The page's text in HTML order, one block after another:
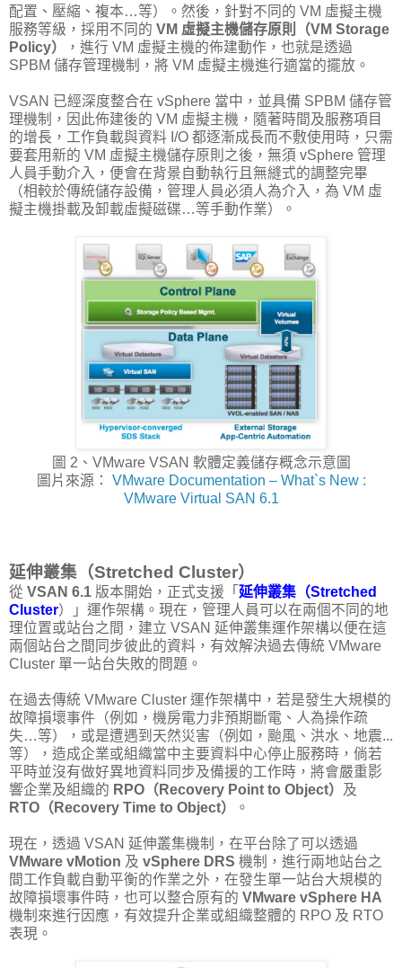
配置、壓縮、複本…等）。然後，針對不同的 VM 虛擬主機
服務等級，採用不同的 VM 虛擬主機儲存原則（VM Storage
Policy）
，進行 VM 虛擬主機的佈建動作，也就是透過
SPBM 儲存管理機制，將 VM 虛擬主機進行適當的擺放。
VSAN 已經深度整合在 vSphere 當中，並具備 SPBM 儲存管
理機制，因此佈建後的 VM 虛擬主機，隨著時間及服務項目
的增長，工作負載與資料 I/O 都逐漸成長而不敷使用時，只需
要套用新的 VM 虛擬主機儲存原則之後，無須 vSphere 管理
人員手動介入，便會在背景自動執行且無縫式的調整完畢
（相較於傳統儲存設備，管理人員必須人為介入，為 VM 虛
擬主機掛載及卸載虛擬磁碟…等手動作業）。
圖 2、VMware VSAN 軟體定義儲存概念示意圖
圖片來源： VMware Documentation – What`s New :
VMware Virtual SAN 6.1
延伸叢集（Stretched Cluster）
從 VSAN 6.1 版本開始，正式支援「 延伸叢集（Stretched
Cluster）」運作架構。現在，管理人員可以在兩個不同的地
理位置或站台之間，建立 VSAN 延伸叢集運作架構以便在這
兩個站台之間同步彼此的資料，有效解決過去傳統 VMware
Cluster 單一站台失敗的問題。
在過去傳統 VMware Cluster 運作架構中，若是發生大規模的
故障損壞事件（例如，機房電力非預期斷電、人為操作疏
失…等），或是遭遇到天然災害（例如，颱風、洪水、地震...
等），造成企業或組織當中主要資料中心停止服務時，倘若
平時並沒有做好異地資料同步及備援的工作時，將會嚴重影
響企業及組織的 RPO（Recovery Point to Object）
及
RTO（Recovery Time to Object）
。
現在，透過 VSAN 延伸叢集機制，在平台除了可以透過
VMware vMotion 及 vSphere DRS 機制，進行兩地站台之
間工作負載自動平衡的作業之外，在發生單一站台大規模的
故障損壞事件時，也可以整合原有的 VMware vSphere HA
機制來進行因應，有效提升企業或組織整體的 RPO 及 RTO
表現。